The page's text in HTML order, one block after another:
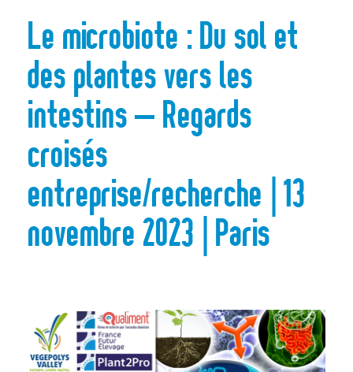
Le microbiote : Du sol et
des plantes vers les
intestins – Regards
croisés
entreprise/recherche | 13
novembre 2023 | Paris